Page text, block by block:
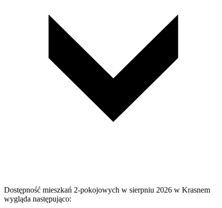
Dostępność mieszkań 2-pokojowych w sierpniu 2026 w Krasnem
wygląda następująco: